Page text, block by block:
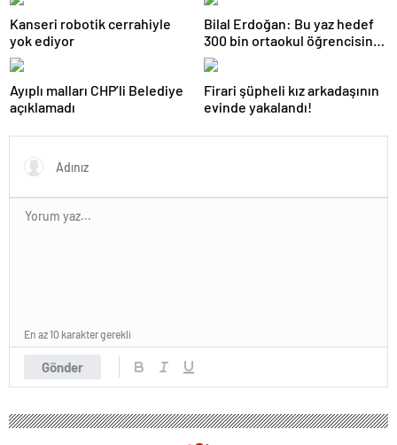
Kanseri robotik cerrahiyle
yok ediyor
Bilal Erdoğan: Bu yaz hedef
300 bin ortaokul öğrencisini
yaz okullarında ağırlamak
Ayıplı malları CHP’li Belediye
açıklamadı
Firari şüpheli kız arkadaşının
evinde yakalandı!
Gönder
En az 10 karakter gerekli